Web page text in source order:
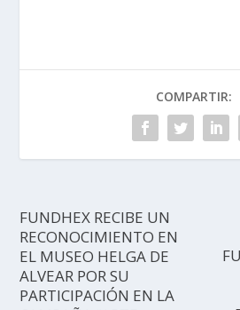
COMPARTIR:
FUNDHEX RECIBE UN
RECONOCIMIENTO EN
EL MUSEO HELGA DE
ALVEAR POR SU
PARTICIPACIÓN EN LA